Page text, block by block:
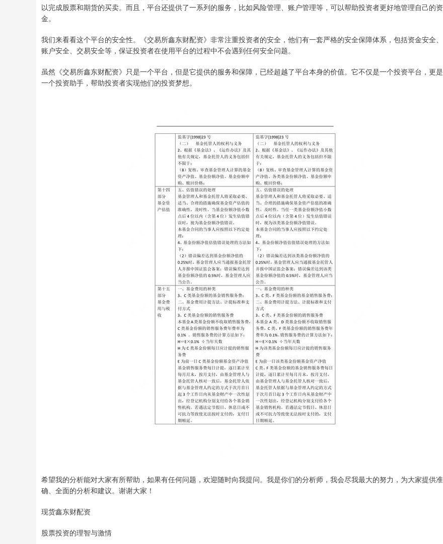
以完成股票和期货的买卖。而且，平台还提供了一系列的服务，比如风险管理、账户管理等，可以帮助投资者更好地管理自己的资
金。
我们来看看这个平台的安全性。《交易所鑫东财配资》非常注重投资者的安全，他们有一套严格的安全保障体系，包括资金安全、
账户安全、交易安全等，保证投资者在使用平台的过程中不会遇到任何安全问题。
虽然《交易所鑫东财配资》只是一个平台，但是它提供的服务和保障，已经超越了平台本身的价值。它不仅是一个投资平台，更是
一个投资助手，帮助投资者实现他们的投资梦想。
希望我的分析能对大家有所帮助，如果有任何问题，欢迎随时向我提问。我是你们的分析师，我会尽我最大的努力，为大家提供准
确、全面的分析和建议。谢谢大家！
现货鑫东财配资
股票投资的理智与激情